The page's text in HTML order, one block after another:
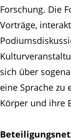
Forschung. Die
Vorträge,
sich über
eine Sprache zu
Körper und ihre